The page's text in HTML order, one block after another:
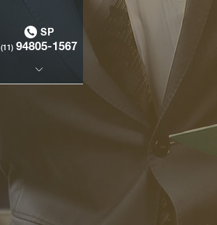
SP
(11) 94805-1567